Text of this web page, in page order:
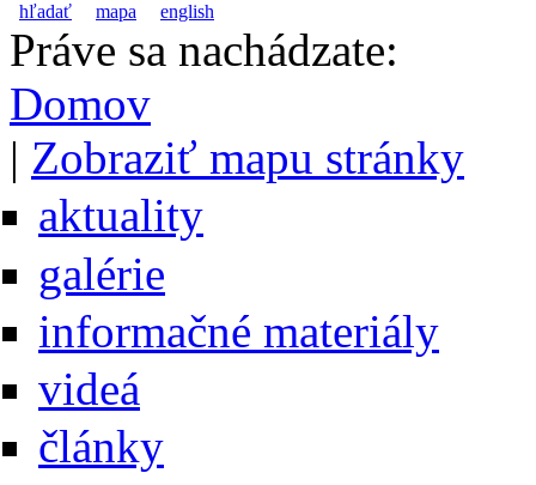
hľadať mapa english
Práve sa nachádzate:
Domov
| Zobraziť mapu stránky
aktuality
galérie
informačné materiály
videá
články